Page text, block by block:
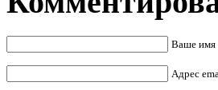
Ваше имя
Адрес